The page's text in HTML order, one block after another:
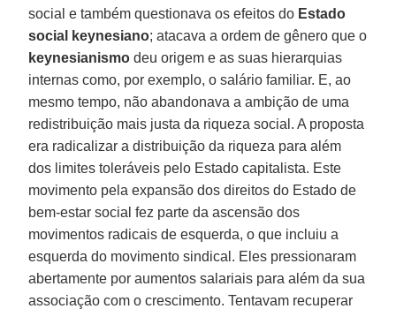
social e também questionava os efeitos do Estado
social keynesiano; atacava a ordem de gênero que o
keynesianismo deu origem e as suas hierarquias
internas como, por exemplo, o salário familiar. E, ao
mesmo tempo, não abandonava a ambição de uma
redistribuição mais justa da riqueza social. A proposta
era radicalizar a distribuição da riqueza para além
dos limites toleráveis pelo Estado capitalista. Este
movimento pela expansão dos direitos do Estado de
bem-estar social fez parte da ascensão dos
movimentos radicais de esquerda, o que incluiu a
esquerda do movimento sindical. Eles pressionaram
abertamente por aumentos salariais para além da sua
associação com o crescimento. Tentavam recuperar